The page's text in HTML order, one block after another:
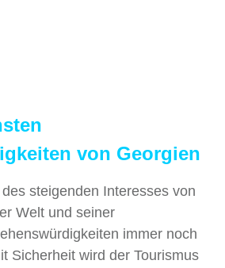
von Georgien
steigenden Interesses von
Welt und seiner
immer noch
Sicherheit wird der Tourismus